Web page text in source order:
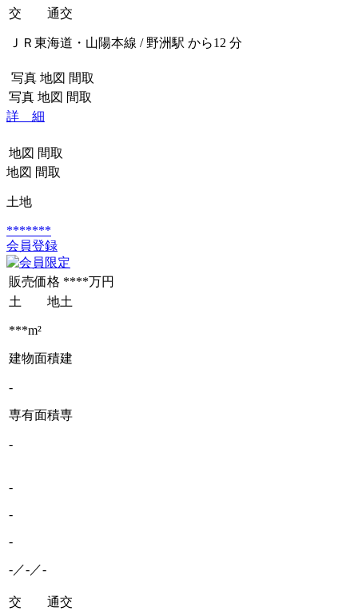
交 通交
ＪＲ東海道・山陽本線 / 野洲駅 から12 分
写真 地図 間取
写真 地図 間取
詳 細
地図 間取
地図 間取
土地
*******
会員登録
販売価格 ****万円
土 地土
***m²
建物面積建
-
専有面積専
-
-
-
-
-／-／-
交 通交